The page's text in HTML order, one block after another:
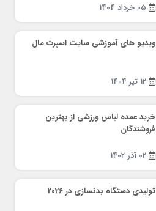
05 خرداد 1404
ویدیو های آموزشی سایت اسپرت مال
12 تیر 1404
خرید عمده لباس ورزشی از بهترین
فروشندگان
02 آذر 1402
تولیدی دستگاه بدنسازی در 2026